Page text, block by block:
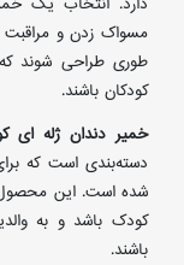
مسواک زدن و مراقبت
طوری طراحی شوند که
کودکان باشند.
خمیر دندان ژله ای
دسته‌بندی است که
شده است. این محصول
کودک باشد و به
باشند.